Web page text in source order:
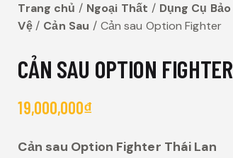
Trang chủ Ngoại Thất
Dụng Cụ Bảo
Vệ
Cản Sau Cản sau Option Fighter
CẢN SAU OPTION FIGHTER
19,000,000₫
Cản sau Option Fighter Thái Lan